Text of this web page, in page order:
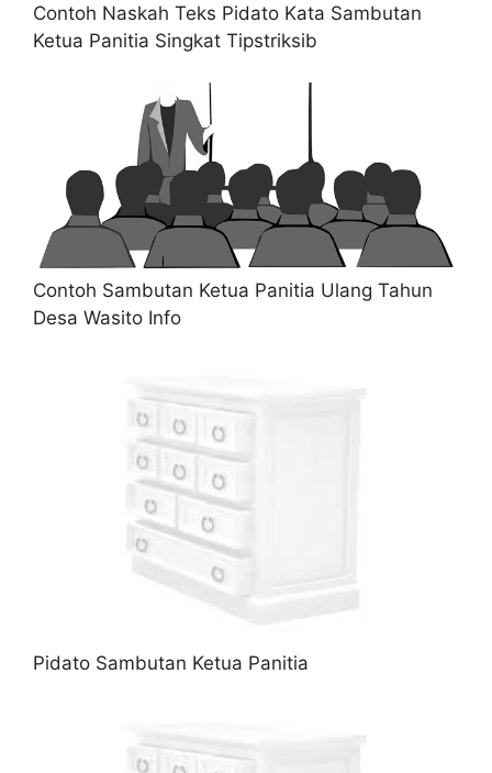
Contoh Naskah Teks Pidato Kata Sambutan
Ketua Panitia Singkat Tipstriksib
Contoh Sambutan Ketua Panitia Ulang Tahun
Desa Wasito Info
Pidato Sambutan Ketua Panitia